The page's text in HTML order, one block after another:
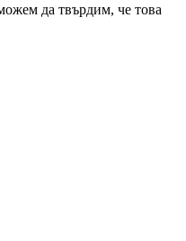
да твърдим, че това